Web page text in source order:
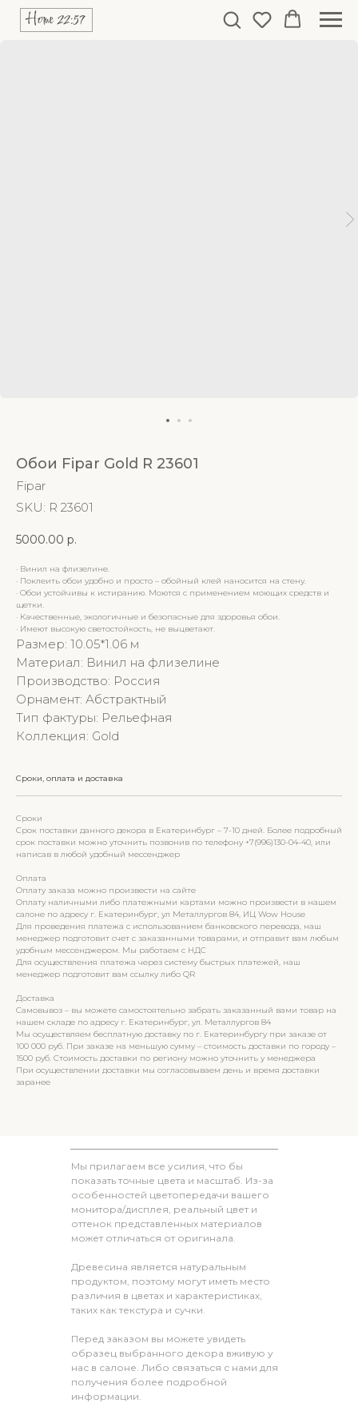
Обои Fipar Gold R 23601
Fipar
SKU: R 23601
5000.00 р.
· Винил на флизелине.
· Поклеить обои удобно и просто – обойный клей наносится на стену.
· Обои устойчивы к истиранию. Моются с применением моющих средств и
щетки.
· Качественные, экологичные и безопасные для здоровья обои.
· Имеют высокую светостойкость, не выцветают.
Размер: 10.05*1.06 м
Материал: Винил на флизелине
Производство: Россия
Орнамент: Абстрактный
Тип фактуры: Рельефная
Коллекция: Gold
Сроки, оплата и доставка
Сроки
Срок поставки данного декора в Екатеринбург – 7-10 дней. Более подробный
срок поставки можно уточнить позвонив по телефону +7(996)130-04-40, или
написав в любой удобный мессенджер
Оплата
Оплату заказа можно произвести на сайте
Оплату наличными либо платежными картами можно произвести в нашем
салоне по адресу г. Екатеринбург, ул Металлургов 84, ИЦ Wow House
Для проведения платежа с использованием банковского перевода, наш
менеджер подготовит счет с заказанными товарами, и отправит вам любым
удобным мессенджером. Мы работаем с НДС
Для осуществления платежа через систему быстрых платежей, наш
менеджер подготовит вам ссылку либо QR
Доставка
Самовывоз – вы можете самостоятельно забрать заказанный вами товар на
нашем складе по адресу г. Екатеринбург, ул. Металлургов 84
Мы осуществляем бесплатную доставку по г. Екатеринбургу при заказе от
100 000 руб. При заказе на меньшую сумму – стоимость доставки по городу –
1500 руб. Стоимость доставки по региону можно уточнить у менеджера
При осуществлении доставки мы согласовываем день и время доставки
заранее
Мы прилагаем все усилия, что бы
показать точные цвета и масштаб. Из-за
особенностей цветопередачи вашего
монитора/дисплея, реальный цвет и
оттенок представленных материалов
может отличаться от оригинала.
Древесина является натуральным
продуктом, поэтому могут иметь место
различия в цветах и характеристиках,
таких как текстура и сучки.
Перед заказом вы можете увидеть
образец выбранного декора вживую у
нас в салоне. Либо связаться с нами для
получения более подробной
информации.